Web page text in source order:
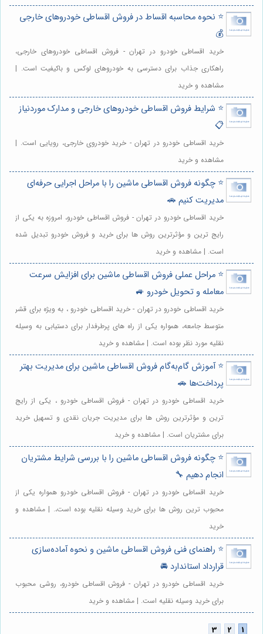
⭐️ نحوه محاسبه اقساط در فروش اقساطی خودروهای خارجی
💰
خرید اقساطی خودرو در تهران - فروش اقساطی خودروهای خارجی،
راهکاری جذاب برای دسترسی به خودروهای لوکس و باکیفیت است. |
مشاهده و خرید
⭐️ شرایط فروش اقساطی خودروهای خارجی و مدارک موردنیاز
📋
خرید اقساطی خودرو در تهران - خرید خودروی خارجی، رویایی است. |
مشاهده و خرید
⭐️ چگونه فروش اقساطی ماشین را با مراحل اجرایی حرفه‌ای
مدیریت کنیم 🚗
خرید اقساطی خودرو در تهران - فروش اقساطی خودرو، امروزه به یکی از
رایج ترین و مؤثرترین روش ها برای خرید و فروش خودرو تبدیل شده
است. | مشاهده و خرید
⭐️ مراحل عملی فروش اقساطی ماشین برای افزایش سرعت
معامله و تحویل خودرو 🚙
خرید اقساطی خودرو در تهران - خرید اقساطی خودرو ، به ویژه برای قشر
متوسط جامعه، همواره یکی از راه های پرطرفدار برای دستیابی به وسیله
نقلیه مورد نظر بوده است. | مشاهده و خرید
⭐️ آموزش گام‌به‌گام فروش اقساطی ماشین برای مدیریت بهتر
پرداخت‌ها 🚗
خرید اقساطی خودرو در تهران - فروش اقساطی خودرو ، یکی از رایج
ترین و مؤثرترین روش ها برای مدیریت جریان نقدی و تسهیل خرید
برای مشتریان است. | مشاهده و خرید
⭐️ چگونه فروش اقساطی ماشین را با بررسی شرایط مشتریان
انجام دهیم 🔧
خرید اقساطی خودرو در تهران - فروش اقساطی خودرو همواره یکی از
محبوب ترین روش ها برای خرید وسیله نقلیه بوده است،. | مشاهده و
خرید
⭐️ راهنمای فنی فروش اقساطی ماشین و نحوه آماده‌سازی
قرارداد استاندارد 🚘
خرید اقساطی خودرو در تهران - فروش اقساطی خودرو، روشی محبوب
برای خرید وسیله نقلیه است. | مشاهده و خرید